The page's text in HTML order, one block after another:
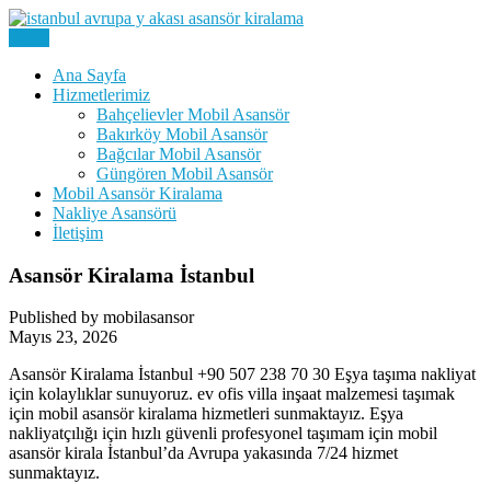
Skip
Avrupa Yakası Mobil Asansör
Kiralama
Ana Sayfa
Hizmetlerimiz
Bahçelievler Mobil Asansör
Bakırköy Mobil Asansör
Bağcılar Mobil Asansör
Güngören Mobil Asansör
Mobil Asansör Kiralama
Nakliye Asansörü
İletişim
Asansör Kiralama İstanbul
Published by mobilasansor
Mayıs 23, 2026
Asansör Kiralama İstanbul +90 507 238 70 30 Eşya taşıma nakliyat
için kolaylıklar sunuyoruz. ev ofis villa inşaat malzemesi taşımak
için mobil asansör kiralama hizmetleri sunmaktayız. Eşya
nakliyatçılığı için hızlı güvenli profesyonel taşımam için mobil
asansör kirala İstanbul’da Avrupa yakasında 7/24 hizmet
sunmaktayız.